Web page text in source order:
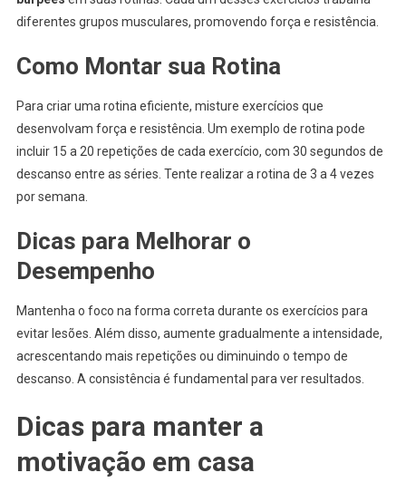
diferentes grupos musculares, promovendo força e resistência.
Como Montar sua Rotina
Para criar uma rotina eficiente, misture exercícios que
desenvolvam força e resistência. Um exemplo de rotina pode
incluir 15 a 20 repetições de cada exercício, com 30 segundos de
descanso entre as séries. Tente realizar a rotina de 3 a 4 vezes
por semana.
Dicas para Melhorar o
Desempenho
Mantenha o foco na forma correta durante os exercícios para
evitar lesões. Além disso, aumente gradualmente a intensidade,
acrescentando mais repetições ou diminuindo o tempo de
descanso. A consistência é fundamental para ver resultados.
Dicas para manter a
motivação em casa